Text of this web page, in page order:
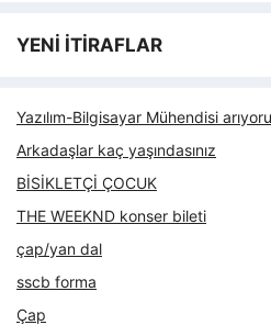
YENİ İTİRAFLAR
Yazılım-Bilgisayar Mühendisi
Arkadaşlar kaç yaşındasınız
BİSİKLETÇİ ÇOCUK
THE WEEKND konser bileti
çap/yan dal
sscb forma
Çap